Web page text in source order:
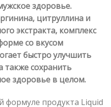
здоровье.
цитруллина и
экстракта, комплекс
со вкусом
быстро улучшить
также сохранить
здоровье в целом.
формуле продукта Liquid